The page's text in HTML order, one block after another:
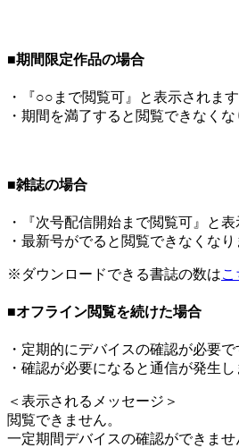
■期間限定作品の場合
・『○○まで閲覧可』と表示されます
・期間を満了すると閲覧できなくな
■雑誌の場合
・『次号配信開始まで閲覧可』と表
・最新号がでると閲覧できなくなり
※ダウンロードできる書誌の数はこ
■オフライン閲覧を続けた場合
・定期的にデバイスの確認が必要で
・確認が必要になると通信が発生し
＜ 表示されるメッセージ ＞
閲覧できません。
一定期間デバイスの確認ができませ